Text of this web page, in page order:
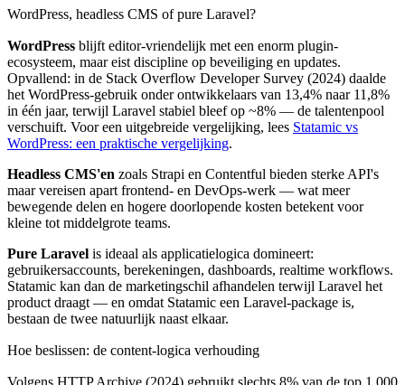
WordPress, headless CMS of pure Laravel?
WordPress blijft editor-vriendelijk met een enorm plugin-
ecosysteem, maar eist discipline op beveiliging en updates.
Opvallend: in de Stack Overflow Developer Survey (2024) daalde
het WordPress-gebruik onder ontwikkelaars van 13,4% naar 11,8%
in één jaar, terwijl Laravel stabiel bleef op ~8% — de talentenpool
verschuift. Voor een uitgebreide vergelijking, lees Statamic vs
WordPress: een praktische vergelijking.
Headless CMS'en zoals Strapi en Contentful bieden sterke API's
maar vereisen apart frontend- en DevOps-werk — wat meer
bewegende delen en hogere doorlopende kosten betekent voor
kleine tot middelgrote teams.
Pure Laravel is ideaal als applicatielogica domineert:
gebruikersaccounts, berekeningen, dashboards, realtime workflows.
Statamic kan dan de marketingschil afhandelen terwijl Laravel het
product draagt — en omdat Statamic een Laravel-package is,
bestaan de twee natuurlijk naast elkaar.
Hoe beslissen: de content-logica verhouding
Volgens HTTP Archive (2024) gebruikt slechts 8% van de top 1.000